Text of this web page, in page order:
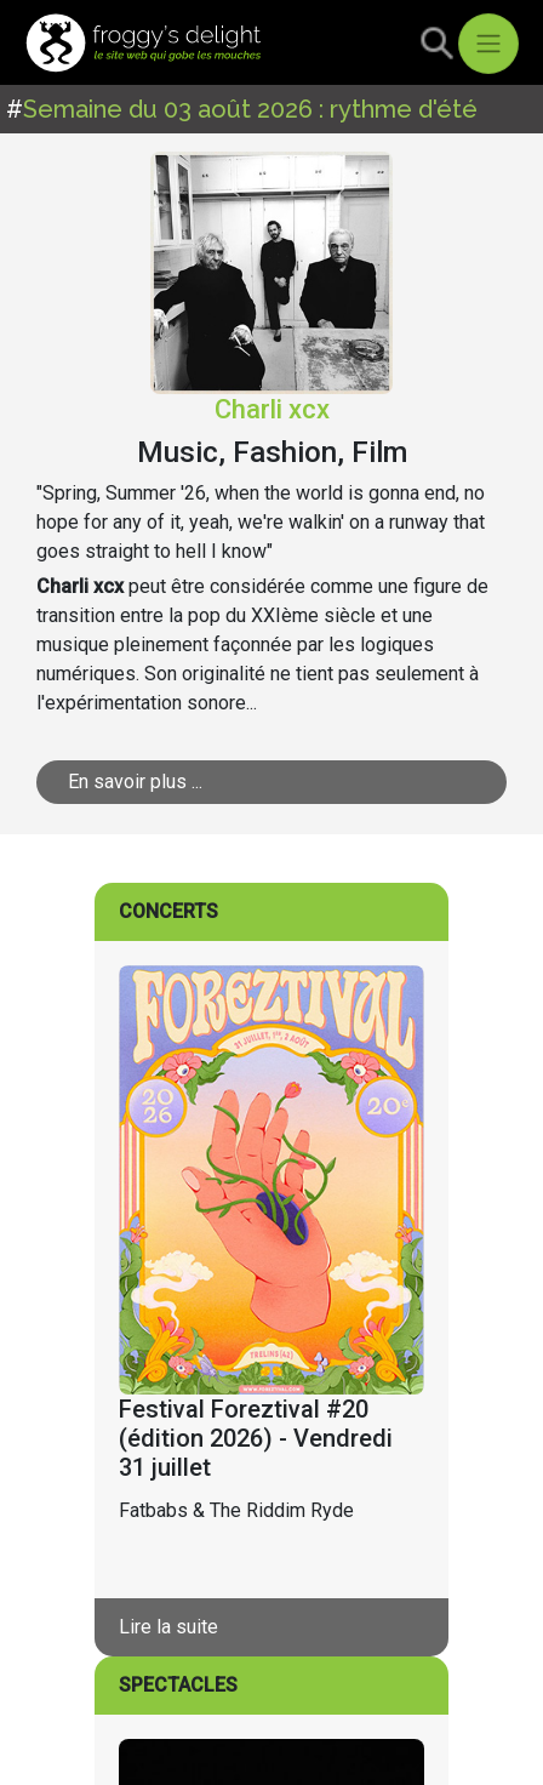
#Semaine du 03 août 2026 : rythme d'été
Charli xcx
Music, Fashion, Film
"Spring, Summer '26, when the world is gonna end, no
hope for any of it, yeah, we're walkin' on a runway that
goes straight to hell I know"
Charli xcxpeut être considérée comme une figure de
transition entre la pop du XXIème siècle et une
musique pleinement façonnée par les logiques
numériques. Son originalité ne tient pas seulement à
l'expérimentation sonore...
En savoir plus ...
CONCERTS
Festival Foreztival #20
(édition 2026) - Vendredi
31 juillet
Fatbabs & The Riddim Ryde
Lire la suite
SPECTACLES